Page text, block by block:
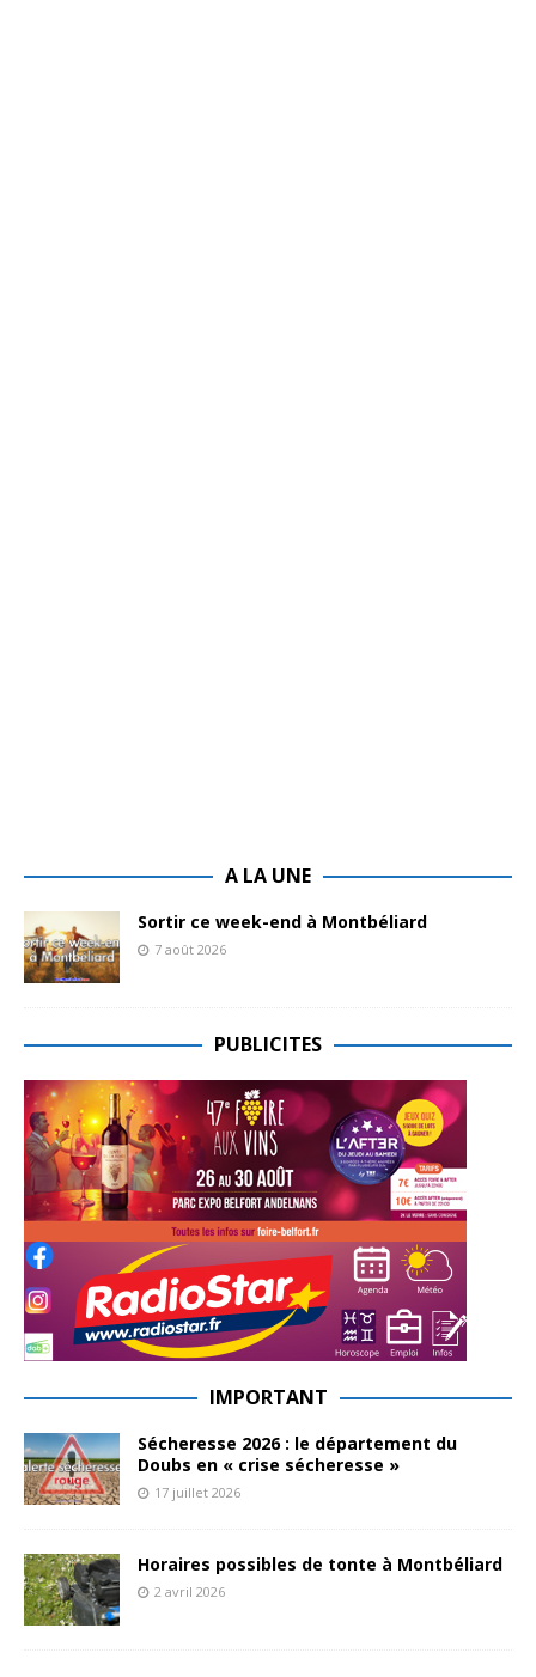
A LA UNE
Sortir ce week-end à Montbéliard
7 août 2026
PUBLICITES
IMPORTANT
Sécheresse 2026 : le département du
Doubs en « crise sécheresse »
17 juillet 2026
Horaires possibles de tonte à Montbéliard
2 avril 2026